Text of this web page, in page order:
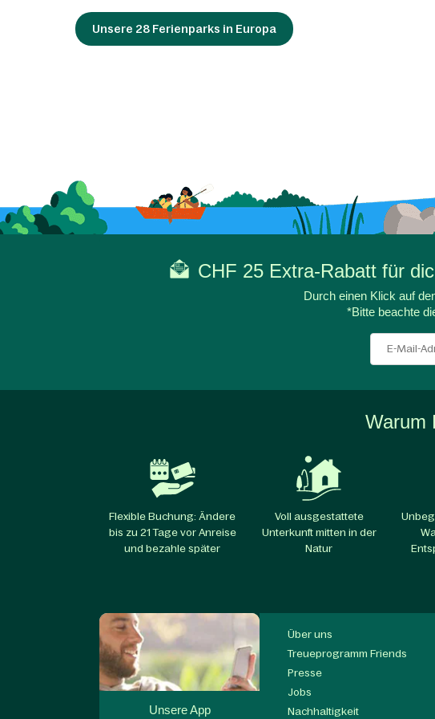
Unsere 28 Ferienparks in Europa
CHF 25 Extra-Rabatt für
Durch einen Klick auf
*Bitte beachte
Warum
Flexible Buchung: Ändere
bis zu 21 Tage vor Anreise
und bezahle später
Voll ausgestattete
Unterkunft mitten in der
Natur
Unsere App
Über uns
Treueprogramm Friends
Presse
Jobs
Nachhaltigkeit